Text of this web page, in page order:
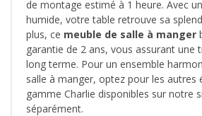
de montage estimé à 1 heure. Avec
humide, votre table retrouve sa
plus, ce meuble de salle à manger
garantie de 2 ans, vous assurant une
long terme. Pour un ensemble
salle à manger, optez pour les autres
gamme Charlie disponibles sur notre
séparément.